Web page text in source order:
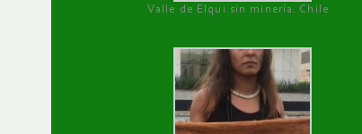
Valle de Elqui sin minería. Chile